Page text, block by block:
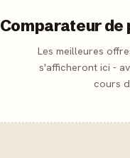
Comparateur
Les meilleures
s'afficheront ici -
cours